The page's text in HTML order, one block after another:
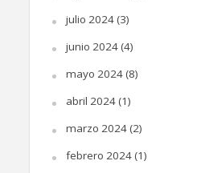
julio 2024(3)
junio 2024(4)
mayo 2024(8)
abril 2024(1)
marzo 2024(2)
febrero 2024(1)